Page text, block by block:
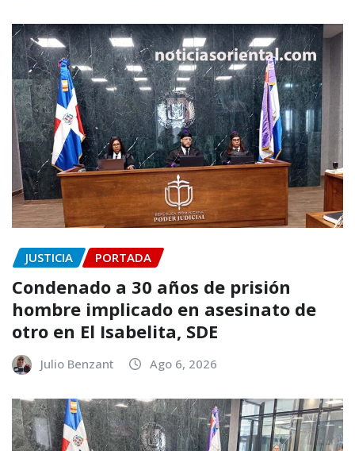
JUSTICIA PORTADA
Condenado a 30 años de prisión
hombre implicado en asesinato de
otro en El Isabelita, SDE
Julio Benzant Ago 6, 2026